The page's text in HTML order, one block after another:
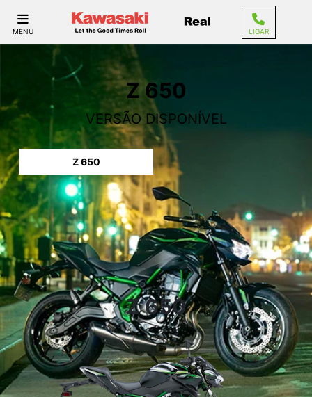
MENU LIGAR
Z 650
VERSÃO DISPONÍVEL
Z 650
Z 650